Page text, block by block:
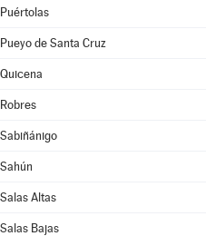
Puértolas
Pueyo de Santa Cruz
Quicena
Robres
Sabiñánigo
Sahún
Salas Altas
Salas Bajas